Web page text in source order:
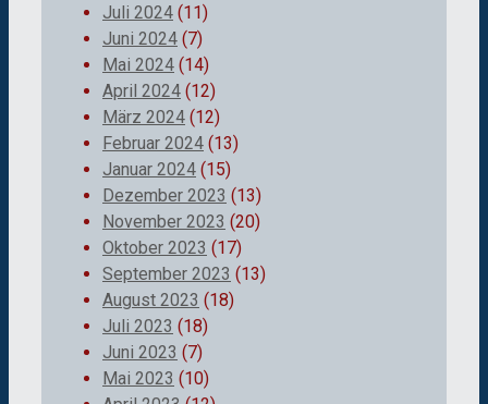
Juli 2024 (11)
Juni 2024 (7)
Mai 2024 (14)
April 2024 (12)
März 2024 (12)
Februar 2024 (13)
Januar 2024 (15)
Dezember 2023 (13)
November 2023 (20)
Oktober 2023 (17)
September 2023 (13)
August 2023 (18)
Juli 2023 (18)
Juni 2023 (7)
Mai 2023 (10)